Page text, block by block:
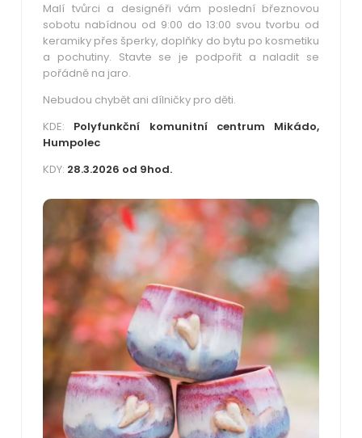
Malí tvůrci a designéři vám poslední březnovou
sobotu nabídnou od 9:00 do 13:00 svou tvorbu od
keramiky přes šperky, doplňky do bytu po kosmetiku
a pochutiny. Stavte se je podpořit a naladit se
pořádně na jaro.
Nebudou chybět ani dílničky pro děti.
KDE: Polyfunkční komunitní centrum Mikádo,
Humpolec
KDY: 28.3.2026 od 9hod.